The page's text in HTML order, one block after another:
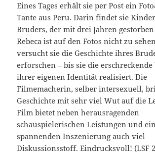
Eines Tages erhält sie per Post ein
Tante aus Peru. Darin findet sie
Bruders, der mit drei Jahren
Rebeca ist auf den Fotos nicht zu
versucht sie die Geschichte ihres
erforschen – bis sie die
ihrer eigenen Identität realisiert. Die
Filmemacherin, selber intersexuell,
Geschichte mit sehr viel Wut auf die
Film bietet neben herausragenden
schauspielerischen Leistungen und
spannenden Inszenierung auch viel
Diskussionsstoff. Eindrucksvoll! (LSF